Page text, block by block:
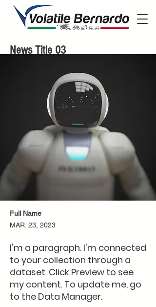
Full Name
MAR. 23, 2023
I'm a paragraph. I'm connected
to your collection through a
dataset. Click Preview to see
my content. To update me, go
to the Data Manager.
News Title 03